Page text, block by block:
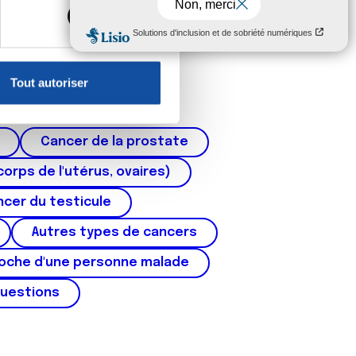
reportez-vous à lasection «
sur les cookies.
informations que
Tout autoriser
Cancer de la prostate
de l'utérus, ovaires)
du testicule
Autres types de cancers
d'une personne malade